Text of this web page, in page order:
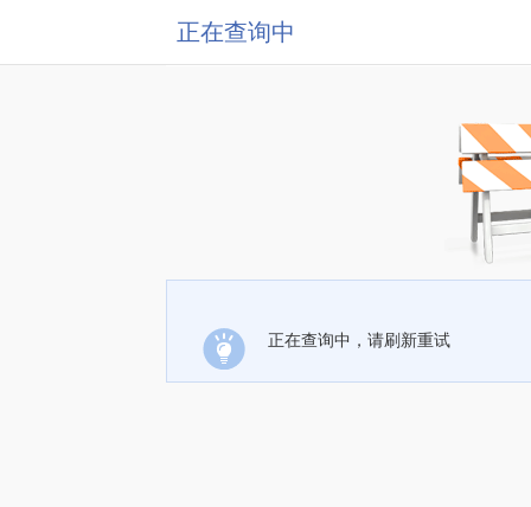
正在查询中
正在查询中，请刷新重试